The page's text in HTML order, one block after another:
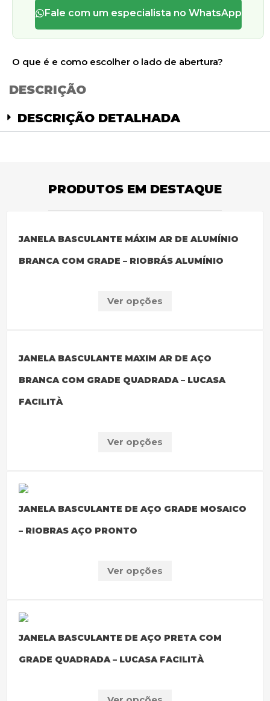
Fale com um especialista no WhatsApp
O que é e como escolher o lado de abertura?
DESCRIÇÃO
DESCRIÇÃO DETALHADA
PRODUTOS EM DESTAQUE
JANELA BASCULANTE MÁXIM AR DE ALUMÍNIO
BRANCA COM GRADE – RIOBRÁS ALUMÍNIO
Ver opções
JANELA BASCULANTE MAXIM AR DE AÇO
BRANCA COM GRADE QUADRADA – LUCASA
FACILITÀ
Ver opções
JANELA BASCULANTE DE AÇO GRADE MOSAICO
– RIOBRAS AÇO PRONTO
Ver opções
JANELA BASCULANTE DE AÇO PRETA COM
GRADE QUADRADA – LUCASA FACILITÀ